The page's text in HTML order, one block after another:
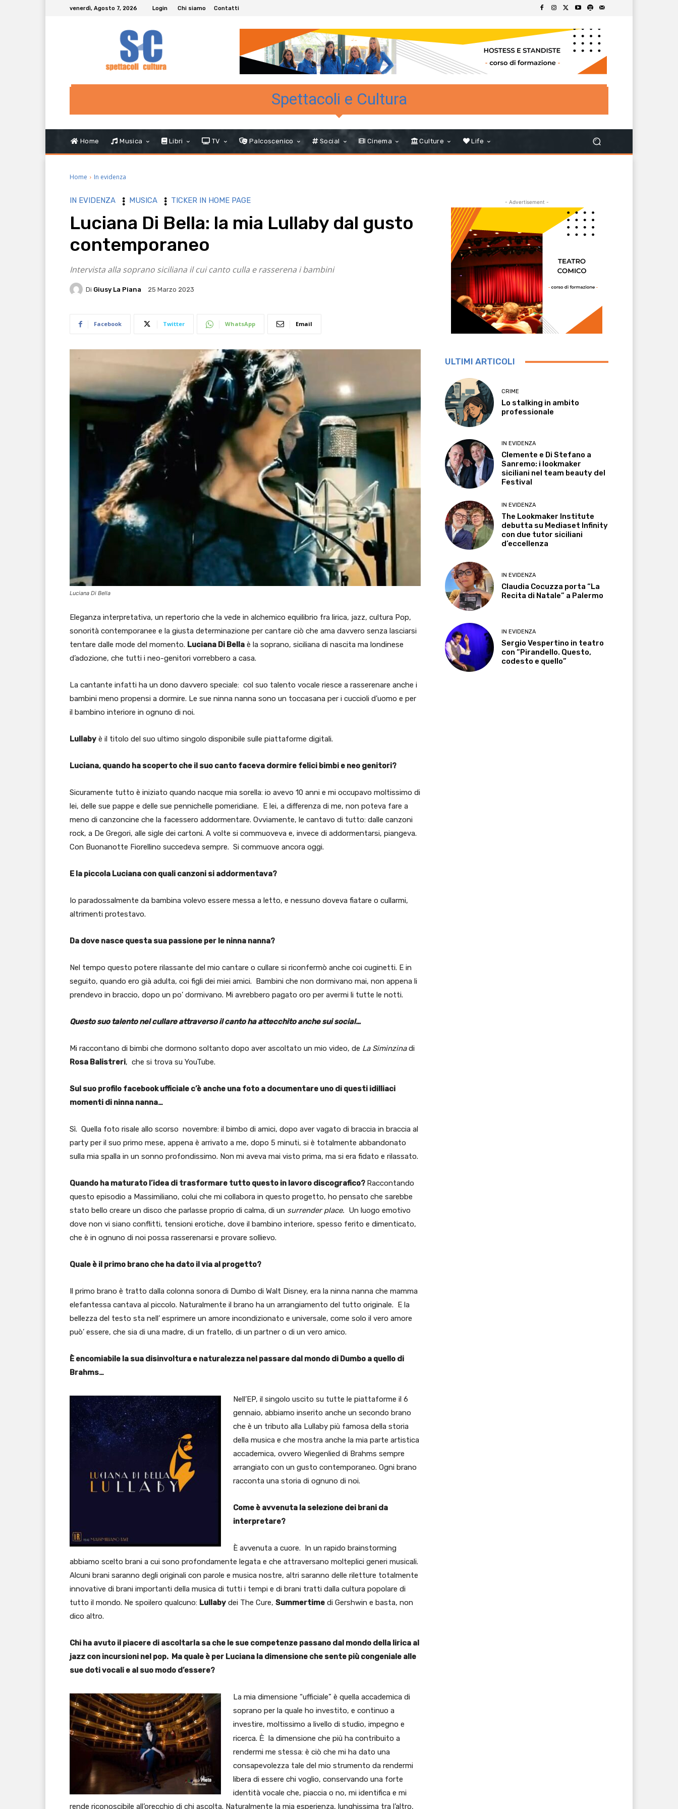
venerdì, Agosto 7, 2026 Login Chi siamo Contatti
Spettacoli e Cultura
Home Musica Libri TV Palcoscenico Social Cinema Culture Life
Home In evidenza
IN EVIDENZA MUSICA TICKER IN HOME PAGE
Luciana Di Bella: la mia Lullaby dal gusto
contemporaneo
Intervista alla soprano siciliana il cui canto culla e rasserena i bambini
Di Giusy La Piana 25 Marzo 2023
Facebook Twitter WhatsApp Email
Luciana Di Bella
Eleganza interpretativa, un repertorio che la vede in alchemico equilibrio fra lirica, jazz, cultura Pop,
sonorità contemporanee e la giusta determinazione per cantare ciò che ama davvero senza lasciarsi
tentare dalle mode del momento. Luciana Di Bella è la soprano, siciliana di nascita ma londinese
d’adozione, che tutti i neo-genitori vorrebbero a casa.
La cantante infatti ha un dono davvero speciale: col suo talento vocale riesce a rasserenare anche i
bambini meno propensi a dormire. Le sue ninna nanna sono un toccasana per i cuccioli d’uomo e per
il bambino interiore in ognuno di noi.
Lullaby è il titolo del suo ultimo singolo disponibile sulle piattaforme digitali.
Luciana, quando ha scoperto che il suo canto faceva dormire felici bimbi e neo genitori?
Sicuramente tutto è iniziato quando nacque mia sorella: io avevo 10 anni e mi occupavo moltissimo di
lei, delle sue pappe e delle sue pennichelle pomeridiane. E lei, a differenza di me, non poteva fare a
meno di canzoncine che la facessero addormentare. Ovviamente, le cantavo di tutto: dalle canzoni
rock, a De Gregori, alle sigle dei cartoni. A volte si commuoveva e, invece di addormentarsi, piangeva.
Con Buonanotte Fiorellino succedeva sempre. Si commuove ancora oggi.
E la piccola Luciana con quali canzoni si addormentava?
Io paradossalmente da bambina volevo essere messa a letto, e nessuno doveva fiatare o cullarmi,
altrimenti protestavo.
Da dove nasce questa sua passione per le ninna nanna?
Nel tempo questo potere rilassante del mio cantare o cullare si riconfermò anche coi cuginetti. E in
seguito, quando ero già adulta, coi figli dei miei amici. Bambini che non dormivano mai, non appena li
prendevo in braccio, dopo un po’ dormivano. Mi avrebbero pagato oro per avermi li tutte le notti.
Questo suo talento nel cullare attraverso il canto ha attecchito anche sui social…
Mi raccontano di bimbi che dormono soltanto dopo aver ascoltato un mio video, de La Siminzinadi
Rosa Balistreri, che si trova su YouTube.
Sul suo profilo facebook ufficiale c’è anche una foto a documentare uno di questi idilliaci
momenti di ninna nanna…
Sì. Quella foto risale allo scorso novembre: il bimbo di amici, dopo aver vagato di braccia in braccia al
party per il suo primo mese, appena è arrivato a me, dopo 5 minuti, si è totalmente abbandonato
sulla mia spalla in un sonno profondissimo. Non mi aveva mai visto prima, ma si era fidato e rilassato.
Quando ha maturato l’idea di trasformare tutto questo in lavoro discografico? Raccontando
questo episodio a Massimiliano, colui che mi collabora in questo progetto, ho pensato che sarebbe
stato bello creare un disco che parlasse proprio di calma, di un surrender place. Un luogo emotivo
dove non vi siano conflitti, tensioni erotiche, dove il bambino interiore, spesso ferito e dimenticato,
che è in ognuno di noi possa rasserenarsi e provare sollievo.
Quale è il primo brano che ha dato il via al progetto?
Il primo brano è tratto dalla colonna sonora di Dumbo di Walt Disney, era la ninna nanna che mamma
elefantessa cantava al piccolo. Naturalmente il brano ha un arrangiamento del tutto originale. E la
bellezza del testo sta nell’ esprimere un amore incondizionato e universale, come solo il vero amore
può’ essere, che sia di una madre, di un fratello, di un partner o di un vero amico.
È encomiabile la sua disinvoltura e naturalezza nel passare dal mondo di Dumbo a quello di
Brahms…
Nell’EP, il singolo uscito su tutte le piattaforme il 6
gennaio, abbiamo inserito anche un secondo brano
che è un tributo alla Lullaby più famosa della storia
della musica e che mostra anche la mia parte artistica
accademica, ovvero Wiegenlied di Brahms sempre
arrangiato con un gusto contemporaneo. Ogni brano
racconta una storia di ognuno di noi.
Come è avvenuta la selezione dei brani da
interpretare?
È avvenuta a cuore. In un rapido brainstorming
abbiamo scelto brani a cui sono profondamente legata e che attraversano molteplici generi musicali.
Alcuni brani saranno degli originali con parole e musica nostre, altri saranno delle riletture totalmente
innovative di brani importanti della musica di tutti i tempi e di brani tratti dalla cultura popolare di
tutto il mondo. Ne spoilero qualcuno: Lullaby dei The Cure, Summertime di Gershwin e basta, non
dico altro.
Chi ha avuto il piacere di ascoltarla sa che le sue competenze passano dal mondo della lirica al
jazz con incursioni nel pop. Ma quale è per Luciana la dimensione che sente più congeniale alle
sue doti vocali e al suo modo d’essere?
La mia dimensione “ufficiale” è quella accademica di
soprano per la quale ho investito, e continuo a
investire, moltissimo a livello di studio, impegno e
ricerca. È la dimensione che più ha contribuito a
rendermi me stessa: è ciò che mi ha dato una
consapevolezza tale del mio strumento da rendermi
libera di essere chi voglio, conservando una forte
identità vocale che, piaccia o no, mi identifica e mi
rende riconoscibile all’orecchio di chi ascolta. Naturalmente la mia esperienza, lunghissima tra l’altro,
- Advertisement -
ULTIMI ARTICOLI
CRIME
Lo stalking in ambito
professionale
IN EVIDENZA
Clemente e Di Stefano a
Sanremo: i lookmaker
siciliani nel team beauty del
Festival
IN EVIDENZA
The Lookmaker Institute
debutta su Mediaset Infinity
con due tutor siciliani
d’eccellenza
IN EVIDENZA
Claudia Cocuzza porta “La
Recita di Natale” a Palermo
IN EVIDENZA
Sergio Vespertino in teatro
con “Pirandello. Questo,
codesto e quello”